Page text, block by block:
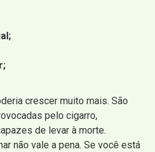
crescer muito mais. São
pelo cigarro,
de levar à morte.
não vale a pena. Se você está